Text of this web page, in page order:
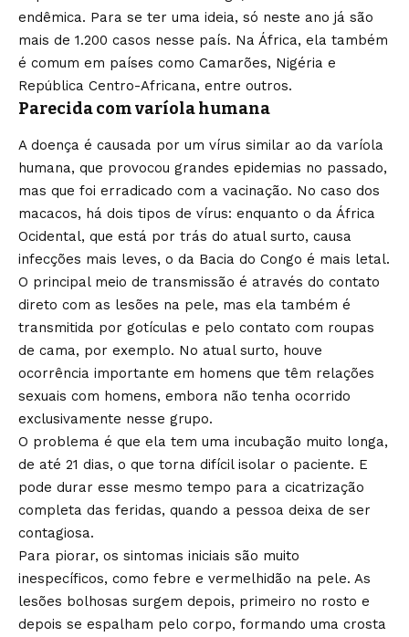
endêmica. Para se ter uma ideia, só neste ano já são
mais de 1.200 casos nesse país. Na África, ela também
é comum em países como Camarões, Nigéria e
República Centro-Africana, entre outros.
Parecida com varíola humana
A doença é causada por um vírus similar ao da varíola
humana, que provocou grandes epidemias no passado,
mas que foi erradicado com a vacinação. No caso dos
macacos, há dois tipos de vírus: enquanto o da África
Ocidental, que está por trás do atual surto, causa
infecções mais leves, o da Bacia do Congo é mais letal.
O principal meio de transmissão é através do contato
direto com as lesões na pele, mas ela também é
transmitida por gotículas e pelo contato com roupas
de cama, por exemplo. No atual surto, houve
ocorrência importante em homens que têm relações
sexuais com homens, embora não tenha ocorrido
exclusivamente nesse grupo.
O problema é que ela tem uma incubação muito longa,
de até 21 dias, o que torna difícil isolar o paciente. E
pode durar esse mesmo tempo para a cicatrização
completa das feridas, quando a pessoa deixa de ser
contagiosa.
Para piorar, os sintomas iniciais são muito
inespecíficos, como febre e vermelhidão na pele. As
lesões bolhosas surgem depois, primeiro no rosto e
depois se espalham pelo corpo, formando uma crosta